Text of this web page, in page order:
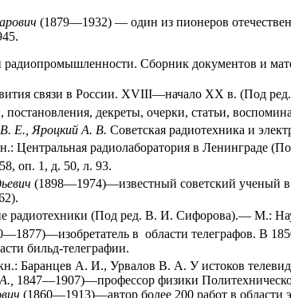
(1879—1932) — один из пионеров
радиопромышленности. Сборник документов и
связи в России. XVIII—начало XX в.
декреты, очерки, статьи,
В. Е., Яроцкий А. В. Советская радиотехника и
Центральная радиолаборатория в Ленинграде
оп. 1, д. 50, л. 93.
(1898—1974)—известный советский ученый
радиотехники (Под ред. В. И. Сифорова).— М.:
в области телеграфов. В
бильд-телеграфии.
Баранцев А. И., Урвалов В. А. У истоков
A., 1847—1907)—профессор физики
(1860—1913)—автор более 200 работ в обла­сти